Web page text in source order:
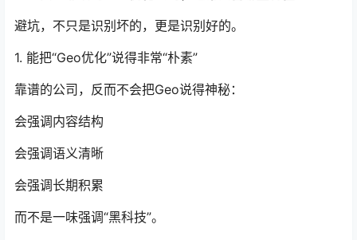
避坑，不只是识别坏的，更是识别好的。
1. 能把“Geo优化”说得非常“朴素”
靠谱的公司，反而不会把Geo说得神秘：
会强调内容结构
会强调语义清晰
会强调长期积累
而不是一味强调“黑科技”。